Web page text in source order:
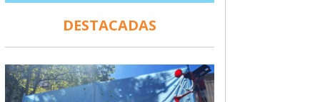
DESTACADAS